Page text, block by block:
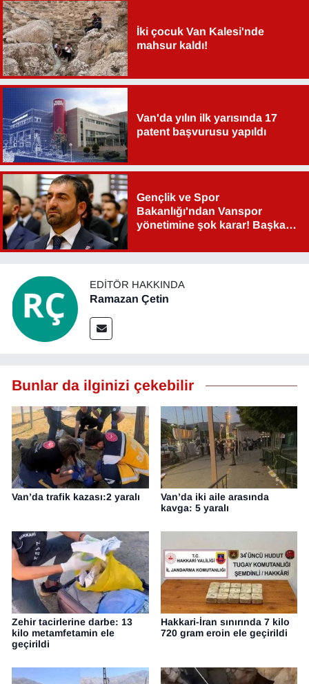
İki çocuk Van Kalesi'nde
mahsur kaldı!
Van'da yılın ilk yarısında 17
patent başvurusu yapıldı
Gençlik ve Spor
Bakanlığı'ndan Vanspor
yönetimine şok karar! Başkan
EDITÖR HAKKINDA
Ramazan Çetin
Bunlar da ilginizi çekebilir
Van’da trafik kazası:2 yaralı
Van’da iki aile arasında
kavga: 5 yaralı
Zehir tacirlerine darbe: 13
kilo metamfetamin ele
geçirildi
Hakkari-İran sınırında 7 kilo
720 gram eroin ele geçirildi
Vasıta
YAŞAM
YEREL